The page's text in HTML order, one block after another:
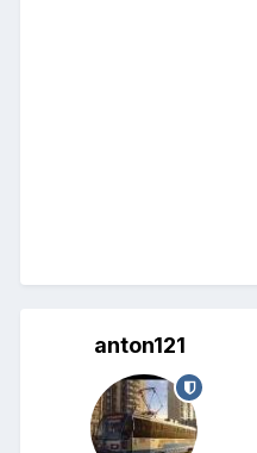
anton121